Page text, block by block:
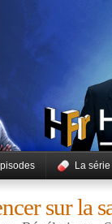
La série
sur la